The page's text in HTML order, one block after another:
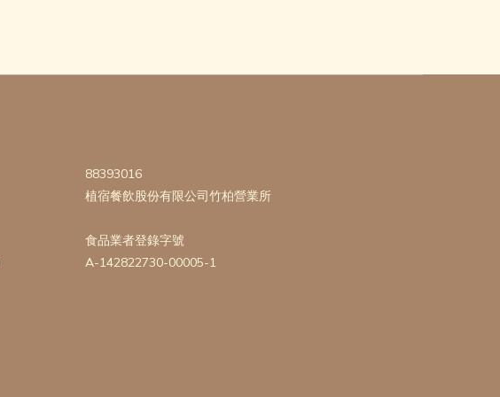
88393016
植宿餐飲股份有限公司竹柏營業所
食品業者登錄字號
A-142822730-00005-1